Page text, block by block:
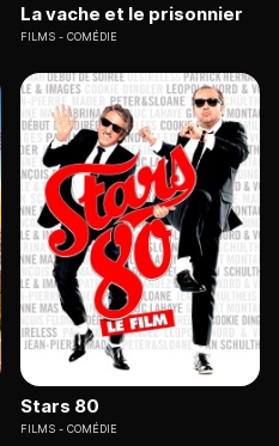
La vache et le prisonnier
FILMS COMÉDIE
Stars 80
FILMS COMÉDIE